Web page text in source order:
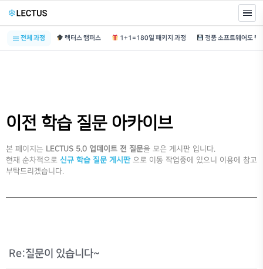
전체 과정 렉터스 캠퍼스 1+1=180일 패키지 과정
이전 학습 질문 아카이브
본 페이지는 LECTUS 5.0 업데이트 전 질문을 모은 게시판 입니다.
현재 순차적으로 신규 학습 질문 게시판 으로 이동 작업중에 있으니 이용에 참고
부탁드리겠습니다.
Re:질문이 있습니다~